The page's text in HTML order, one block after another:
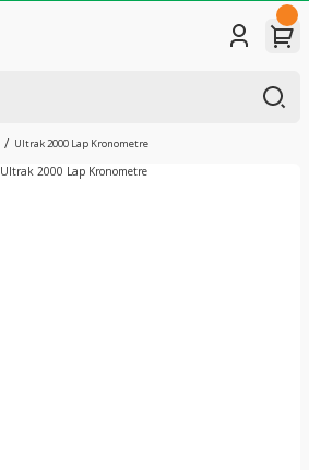
Ultrak 2000 Lap Kronometre